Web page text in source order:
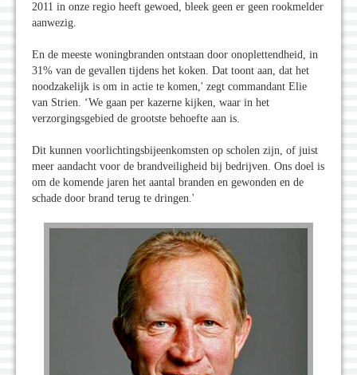
2011 in onze regio heeft gewoed, bleek geen er geen rookmelder
aanwezig.
En de meeste woningbranden ontstaan door onoplettendheid, in
31% van de gevallen tijdens het koken. Dat toont aan, dat het
noodzakelijk is om in actie te komen,' zegt commandant Elie
van Strien. ‘We gaan per kazerne kijken, waar in het
verzorgingsgebied de grootste behoefte aan is.
Dit kunnen voorlichtingsbijeenkomsten op scholen zijn, of juist
meer aandacht voor de brandveiligheid bij bedrijven. Ons doel is
om de komende jaren het aantal branden en gewonden en de
schade door brand terug te dringen.'